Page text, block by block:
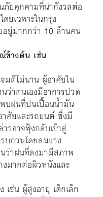
ภัยคุกคามที่น่ากังวลต่อ
ยเฉพาะในกรุง
อยู่มากกว่า 10 ล้านคน
ข้างต้น เช่น
มตีไม่นาน ผู้อาศัยใน
ว่าตนเองมีอาการปวด
บฝนที่ปนเปื้อนน้ำมัน
าศัยและรถยนต์ ซึ่งมี
วอาจฟุ้งกลับเข้าสู่
บกวนโดยลมแรง
ว่าฝนที่ลงมามีสภาพ
งมากต่อผิวหนังและ
เช่น ผู้สูงอายุ เด็กเล็ก